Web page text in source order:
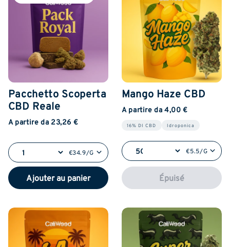
Pacchetto Scoperta
CBD Reale
A partire da 23,26 €
€34.9/G
Ajouter au panier
Mango Haze CBD
A partire da 4,00 €
16% DI CBD Idroponica
€5.5/G
Épuisé